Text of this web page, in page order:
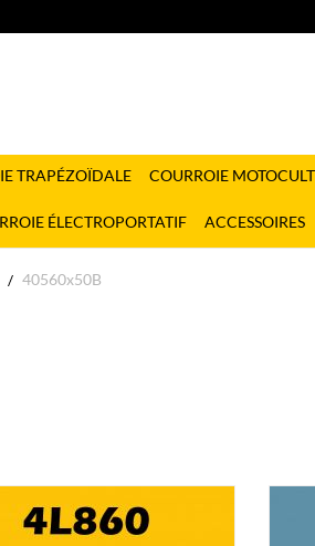
TRAPÉZOÏDALE COURROIE
ÉLECTROPORTATIF ACCESSOIRES
40560x50B